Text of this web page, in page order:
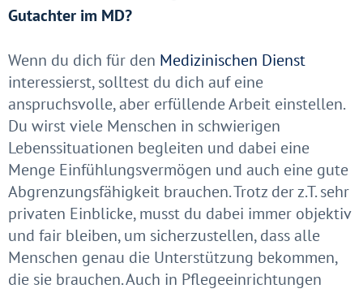
Gutachter im MD?
Wenn du dich für den Medizinischen Dienst
interessierst, solltest du dich auf eine
anspruchsvolle, aber erfüllende Arbeit einstellen.
Du wirst viele Menschen in schwierigen
Lebenssituationen begleiten und dabei eine
Menge Einfühlungsvermögen und auch eine gute
Abgrenzungsfähigkeit brauchen. Trotz der z.T. sehr
privaten Einblicke, musst du dabei immer objektiv
und fair bleiben, um sicherzustellen, dass alle
Menschen genau die Unterstützung bekommen,
die sie brauchen. Auch in Pflegeeinrichtungen